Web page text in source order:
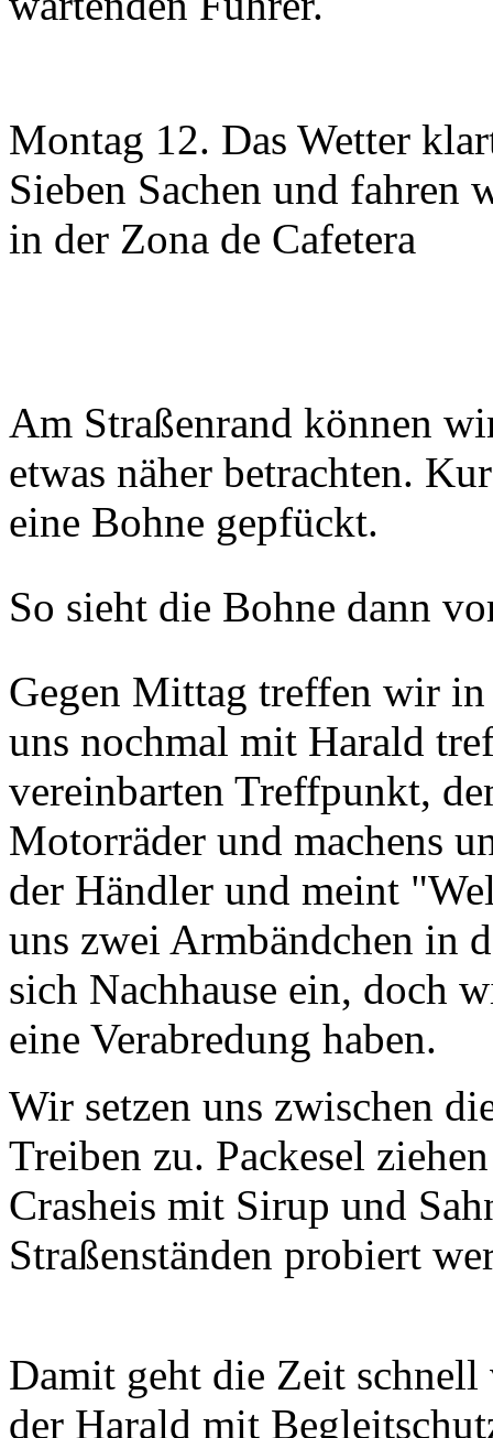
Montag 12. Das Wetter
Sieben Sachen und fahren
in der Zona de Cafetera
Am Straßenrand können
etwas näher betrachten.
eine Bohne gepfückt.
So sieht die Bohne dann
Gegen Mittag treffen wir
uns nochmal mit Harald
vereinbarten Treffpunkt,
Motorräder und machens
der Händler und meint
uns zwei Armbändchen in
sich Nachhause ein, doch
eine Verabredung haben.
Wir setzen uns zwischen
Treiben zu. Packesel
Crasheis mit Sirup und
Straßenständen probiert
Damit geht die Zeit
der Harald mit